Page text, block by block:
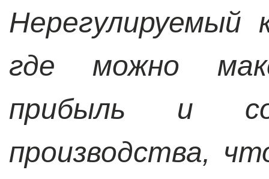
где можно
прибыль и
производства,